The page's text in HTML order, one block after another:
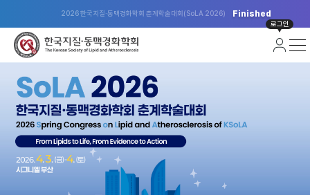
2026 한국지질·동맥경화학회 춘계학술대회(SoLA 2026) Finished
로그인